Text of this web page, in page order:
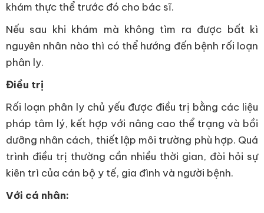
khám thực thể trước đó cho bác sĩ.
Nếu sau khi khám mà không tìm ra được bất kì
nguyên nhân nào thì có thể hướng đến bệnh rối loạn
phân ly.
Điều trị
Rối loạn phân ly chủ yếu được điều trị bằng các liệu
pháp tâm lý, kết hợp với nâng cao thể trạng và bồi
dưỡng nhân cách, thiết lập môi trường phù hợp. Quá
trình điều trị thường cần nhiều thời gian, đòi hỏi sự
kiên trì của cán bộ y tế, gia đình và người bệnh.
Với cá nhân: